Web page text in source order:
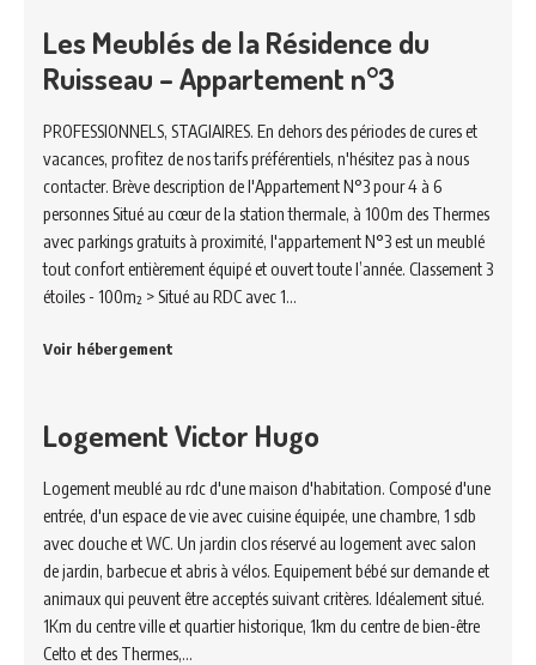
Les Meublés de la Résidence du
Ruisseau – Appartement n°3
PROFESSIONNELS, STAGIAIRES. En dehors des périodes de cures et
vacances, profitez de nos tarifs préférentiels, n'hésitez pas à nous
contacter. Brève description de l'Appartement N°3 pour 4 à 6
personnes Situé au cœur de la station thermale, à 100m des Thermes
avec parkings gratuits à proximité, l'appartement N°3 est un meublé
tout confort entièrement équipé et ouvert toute l’année. Classement 3
étoiles - 100m² > Situé au RDC avec 1…
Voir hébergement
Logement Victor Hugo
Logement meublé au rdc d'une maison d'habitation. Composé d'une
entrée, d'un espace de vie avec cuisine équipée, une chambre, 1 sdb
avec douche et WC. Un jardin clos réservé au logement avec salon
de jardin, barbecue et abris à vélos. Equipement bébé sur demande et
animaux qui peuvent être acceptés suivant critères. Idéalement situé.
1Km du centre ville et quartier historique, 1km du centre de bien-être
Celto et des Thermes,…